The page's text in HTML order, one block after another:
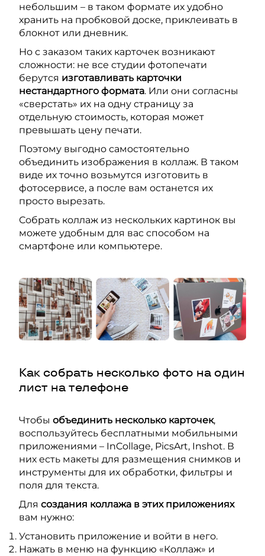
небольшим – в таком формате их удобно
хранить на пробковой доске, приклеивать в
блокнот или дневник.
Но с заказом таких карточек возникают
сложности: не все студии фотопечати
берутся изготавливать карточки
нестандартного формата. Или они согласны
«сверстать» их на одну страницу за
отдельную стоимость, которая может
превышать цену печати.
Поэтому выгодно самостоятельно
объединить изображения в коллаж. В таком
виде их точно возьмутся изготовить в
фотосервисе, а после вам останется их
просто вырезать.
Собрать коллаж из нескольких картинок вы
можете удобным для вас способом на
смартфоне или компьютере.
Как собрать несколько фото на один
лист на телефоне
Чтобы объединить несколько карточек,
воспользуйтесь бесплатными мобильными
приложениями – InCollage, PicsArt, Inshot. В
них есть макеты для размещения снимков и
инструменты для их обработки, фильтры и
поля для текста.
Для создания коллажа в этих приложениях
вам нужно:
Установить приложение и войти в него.
Нажать в меню на функцию «Коллаж» и